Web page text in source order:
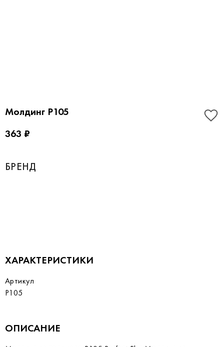
Молдинг P105
363 ₽
БРЕНД
ХАРАКТЕРИСТИКИ
Артикул
P105
ОПИСАНИЕ